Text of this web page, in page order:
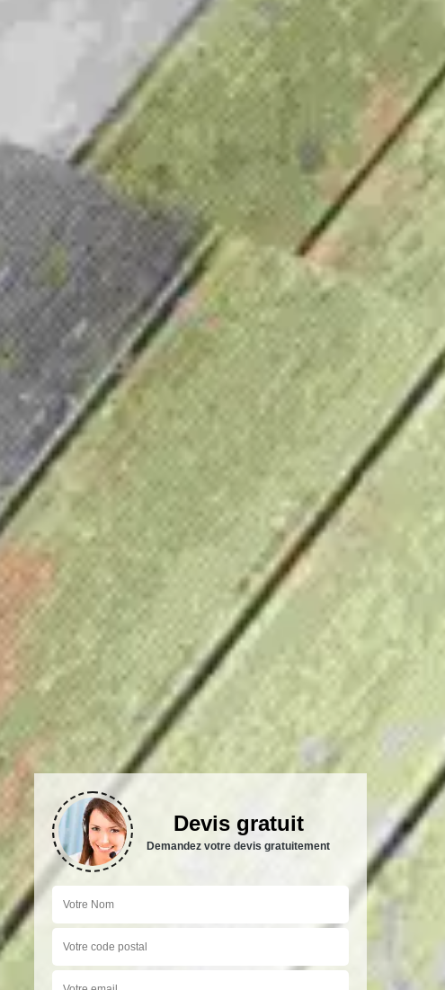
Devis gratuit
Demandez votre devis gratuitement